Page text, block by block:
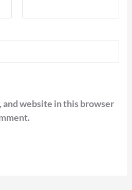
and website in this browser